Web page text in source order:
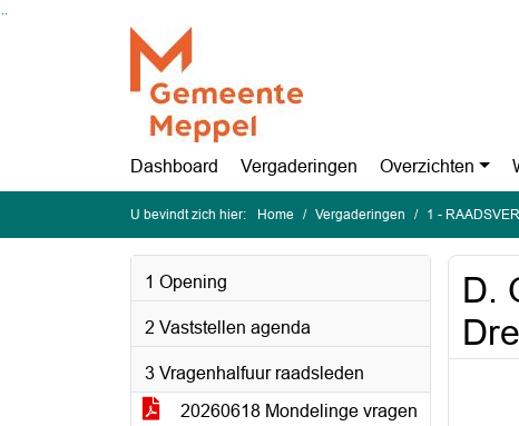
Ga naar de inhoud van deze pagina
Ga naar het zoeken
Ga naar het menu
Dashboard Vergaderingen Overzichten
U bevindt zich hier: Home Vergaderingen 1 -
1 Opening
2 Vaststellen agenda
3 Vragenhalfuur raadsleden
20260618 Mondelinge vragen
D.